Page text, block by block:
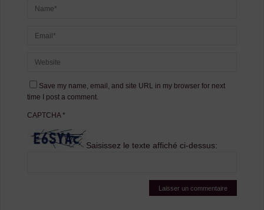
Save my name, email, and site URL in my browser for next
time I post a comment.
CAPTCHA*
Saisissez le texte affiché ci-dessus: